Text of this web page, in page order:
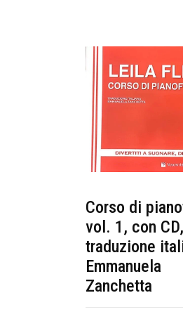
Corso di
vol. 1, con CD,
traduzione
Emmanuela
Zanchetta